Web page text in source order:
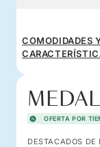
COMODIDADES
OFERTA POR
DESTACADOS DE